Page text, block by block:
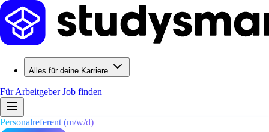
Alles für deine Karriere
Für ArbeitgeberJob finden
Personalreferent (m/w/d)